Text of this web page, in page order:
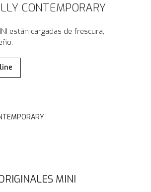
CONTEMPORARY
están cargadas de frescura,
MINI